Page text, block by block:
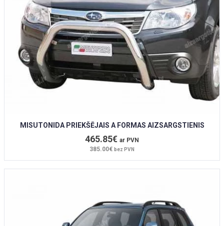
MISUTONIDA PRIEKŠĒJAIS A FORMAS AIZSARGSTIENIS
465.85€ ar PVN
385.00€ bez PVN